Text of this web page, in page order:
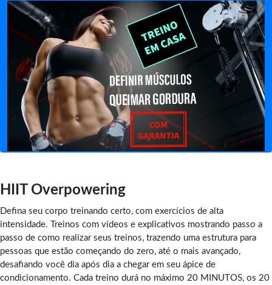
HIIT Overpowering
Defina seu corpo treinando certo, com exercícios de alta
intensidade. Treinos com vídeos e explicativos mostrando passo a
passo de como realizar seus treinos, trazendo uma estrutura para
pessoas que estão começando do zero, até o mais avançado,
desafiando você dia após dia a chegar em seu ápice de
condicionamento. Cada treino durá no máximo 20 MINUTOS, os 20